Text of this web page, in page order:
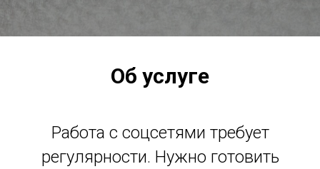
Об услуге
Работа с соцсетями требует
регулярности. Нужно готовить